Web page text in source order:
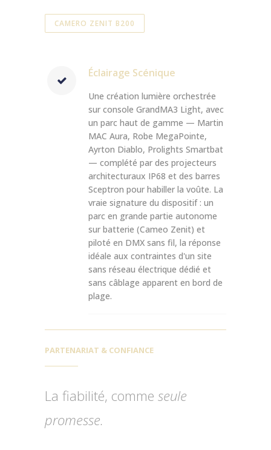
CAMERO ZENIT B200
Éclairage Scénique
Une création lumière orchestrée
sur console GrandMA3 Light, avec
un parc haut de gamme — Martin
MAC Aura, Robe MegaPointe,
Ayrton Diablo, Prolights Smartbat
— complété par des projecteurs
architecturaux IP68 et des barres
Sceptron pour habiller la voûte. La
vraie signature du dispositif : un
parc en grande partie autonome
sur batterie (Cameo Zenit) et
piloté en DMX sans fil, la réponse
idéale aux contraintes d'un site
sans réseau électrique dédié et
sans câblage apparent en bord de
plage.
PARTENARIAT & CONFIANCE
La fiabilité, comme seule
promesse.